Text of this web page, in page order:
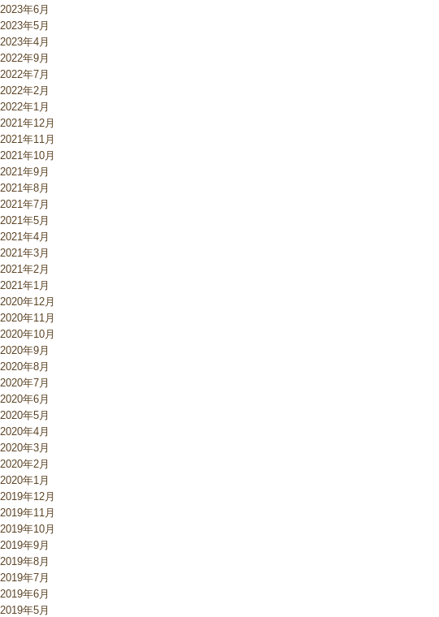
2023年6月
2023年5月
2023年4月
2022年9月
2022年7月
2022年2月
2022年1月
2021年12月
2021年11月
2021年10月
2021年9月
2021年8月
2021年7月
2021年5月
2021年4月
2021年3月
2021年2月
2021年1月
2020年12月
2020年11月
2020年10月
2020年9月
2020年8月
2020年7月
2020年6月
2020年5月
2020年4月
2020年3月
2020年2月
2020年1月
2019年12月
2019年11月
2019年10月
2019年9月
2019年8月
2019年7月
2019年6月
2019年5月